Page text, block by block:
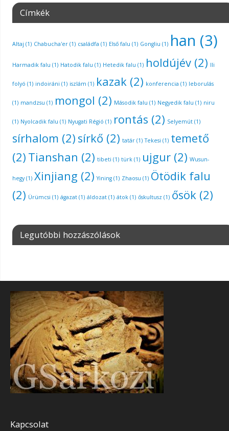
Címkék
Altaj (1) Chabucha'er(1) családfa (1) Első falu (1) Gongliu (1) han (3)
Harmadik falu (1) Hatodik falu (1) Hetedik falu (1) holdújév(2) Ili
folyó (1) indoiráni (1) iszlám (1) kazak(2) konferencia (1) leborulás
(1) mandzsu (1) mongol (2) Második falu (1) Negyedik falu (1) niru
(1) Nyolcadik falu (1) Nyugati Régió (1) rontás (2) Selyemút(1)
sírhalom (2) sírkő (2) tatár(1) Tekesi (1) temető
(2) Tianshan (2) tibeti (1) türk(1) ujgur(2) Wusun-
hegy(1) Xinjiang (2) Yining(1) Zhaosu (1) Ötödik falu
(2) Ürümcsi (1) ágazat(1) áldozat(1) átok(1) őskultusz (1) ősök(2)
Legutóbbi hozzászólások
Kapcsolat